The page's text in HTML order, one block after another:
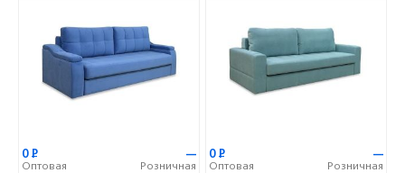
0Р
Оптовая
—
Розничная
0Р
Оптовая
—
Розничная